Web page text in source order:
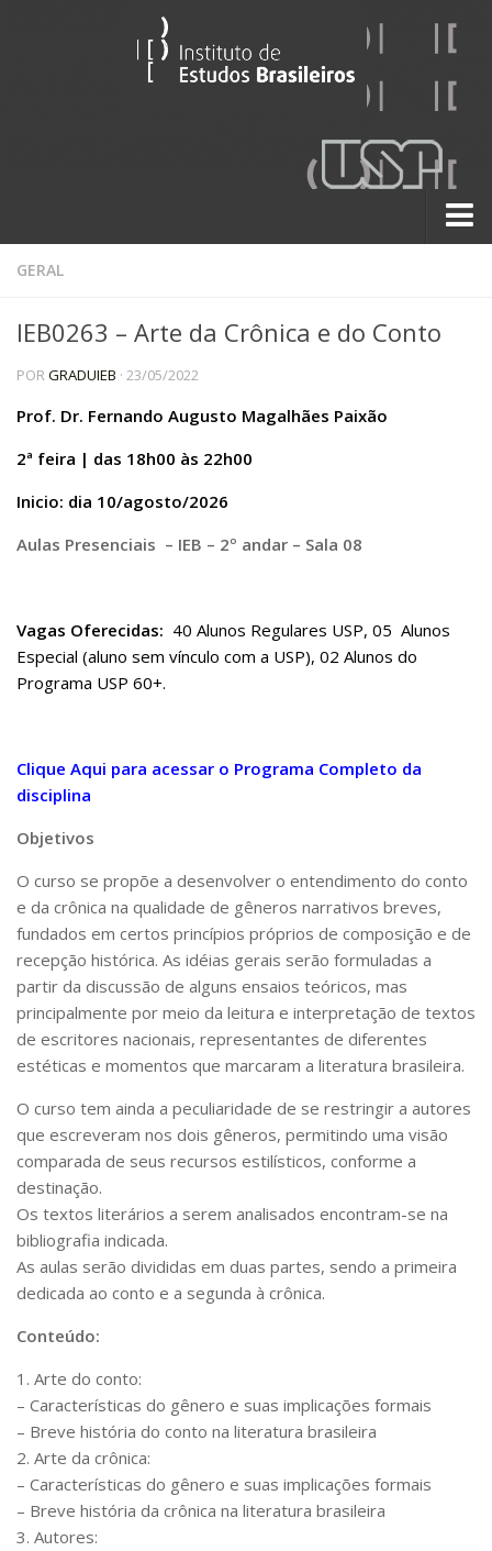
Sobre
A História do IEB
Institucional
60 Anos
Paralelos 22
Pré-Iniciação Científica
GIP
Extensão
Isenção
Comissões
CAAF
CaC
CD
CDH
CEQUALI
CPg
CSA
Acadêmico
Serviço de Apoio ao Ensino
Licitações e Contratos
Abertas
Encerradas
Contratos
GERAL
IEB0263 – Arte da Crônica e do Conto
PORGRADUIEB · 23/05/2022
Prof. Dr. Fernando Augusto Magalhães Paixão
2ª feira | das 18h00 às 22h00
Inicio: dia 10/agosto/2026
Aulas Presenciais – IEB – 2º andar – Sala 08
Vagas Oferecidas: 40 Alunos Regulares USP, 05 Alunos
Especial (aluno sem vínculo com a USP), 02 Alunos do
Programa USP 60+.
Clique Aqui para acessar o Programa Completo da
disciplina
Objetivos
O curso se propõe a desenvolver o entendimento do conto
e da crônica na qualidade de gêneros narrativos breves,
fundados em certos princípios próprios de composição e de
recepção histórica. As idéias gerais serão formuladas a
partir da discussão de alguns ensaios teóricos, mas
principalmente por meio da leitura e interpretação de textos
de escritores nacionais, representantes de diferentes
estéticas e momentos que marcaram a literatura brasileira.
O curso tem ainda a peculiaridade de se restringir a autores
que escreveram nos dois gêneros, permitindo uma visão
comparada de seus recursos estilísticos, conforme a
destinação.
Os textos literários a serem analisados encontram-se na
bibliografia indicada.
As aulas serão divididas em duas partes, sendo a primeira
dedicada ao conto e a segunda à crônica.
Conteúdo:
1. Arte do conto:
– Características do gênero e suas implicações formais
– Breve história do conto na literatura brasileira
2. Arte da crônica:
– Características do gênero e suas implicações formais
– Breve história da crônica na literatura brasileira
3. Autores: